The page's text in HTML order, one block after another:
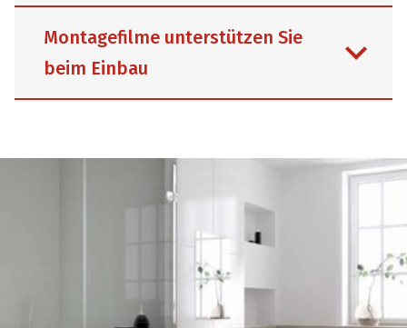
Fugenlose Nischen sowie elegante
als Inspiration in Form kurzer Clips zur
Verfügung. Kurz und knapp zeigt
Schedel kreative Ideen für große und
kleine Bäder. Darf es ein moderner
Materialmix sein oder soll das
Gästebad möglichst schnell und sauber
Montagefilme unterstützen Sie
beim Einbau
Jederzeit online abrufbar: als
Unterstützung für Profis vom Fach oder
als Anleitung für den couragierten
Semi-Profi zuhause. Schritt für Schritt
zeigen die Videos den einfachen
Aufbau der Schedel Produkte.